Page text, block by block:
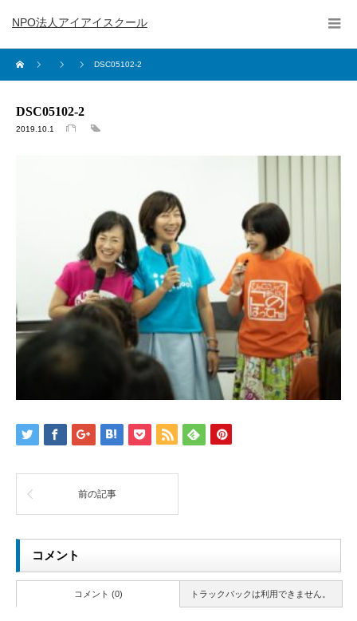
NPO法人アイアイスクール
DSC05102-2
DSC05102-2
2019.10.1
前の記事
コメント
トラックバックは利用できません。
コメント (0)